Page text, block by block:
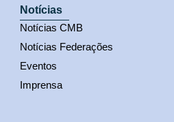
Notícias
Notícias CMB
Notícias Federações
Eventos
Imprensa